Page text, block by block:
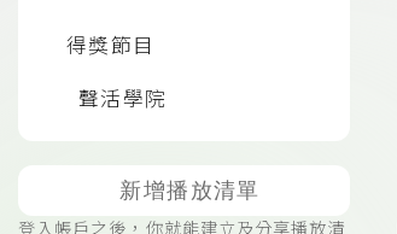
得獎節目
聲活學院
新增播放清單
登入帳戶之後，你就能建立及分享播放清